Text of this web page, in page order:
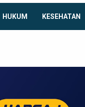
HUKUM KESEHATAN